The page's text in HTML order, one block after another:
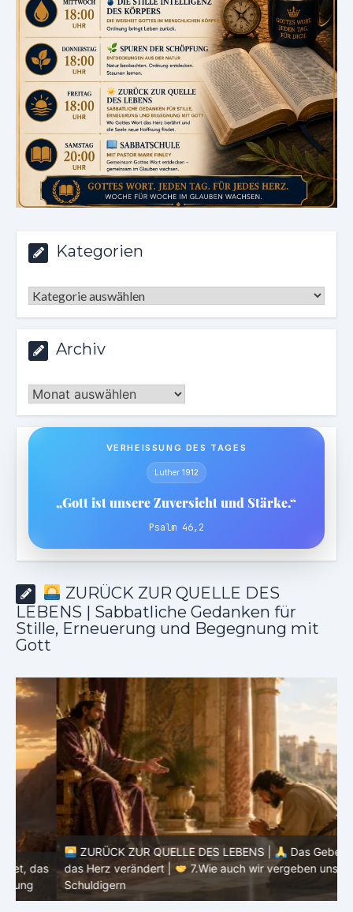
Kategorien
Kategorien
Archiv
Archiv
VERHEISSUNG DES TAGES
Luther 1912
„Gott ist unsere Zuversicht und Stärke.“
Psalm 46,2
ZURÜCK ZUR QUELLE DES
LEBENS | Sabbatliche Gedanken für
Stille, Erneuerung und Begegnung mit
Gott
ZURÜCK ZUR QUELLE DES LEBENS |
Das Gebet, das
das Herz verändert |
7.Wie auch wir vergeben unsern
Schuldigern